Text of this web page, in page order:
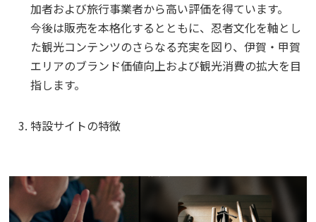
加者および旅行事業者から高い評価を得ています。
今後は販売を本格化するとともに、忍者文化を軸とし
た観光コンテンツのさらなる充実を図り、伊賀・甲賀
エリアのブランド価値向上および観光消費の拡大を目
指します。
特設サイトの特徴